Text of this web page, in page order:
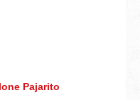
Pajarito